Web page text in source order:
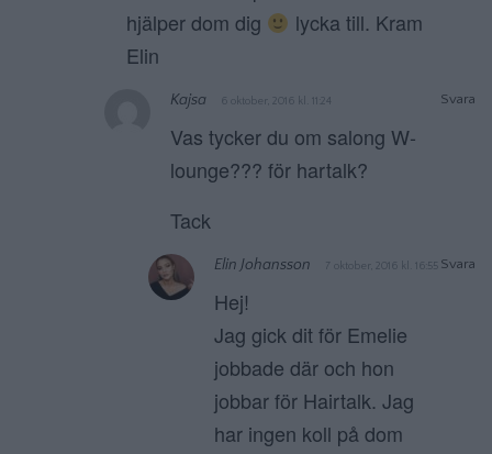
hjälper dom dig
lycka till. Kram
Elin
Svara
Kajsa 6 oktober, 2016 kl. 11:24
Vas tycker du om salong W-
lounge??? för hartalk?
Tack
Svara
Elin Johansson 7 oktober, 2016 kl. 16:55
Hej!
Jag gick dit för Emelie
jobbade där och hon
jobbar för Hairtalk. Jag
har ingen koll på dom